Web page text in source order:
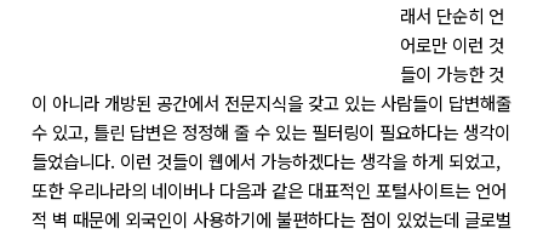
래서 단순히 언
어로만 이런 것
들이 가능한 것
이 아니라 개방된 공간에서 전문지식을 갖고 있는 사람들이 답변해줄
수 있고, 틀린 답변은 정정해 줄 수 있는 필터링이 필요하다는 생각이
들었습니다. 이런 것들이 웹에서 가능하겠다는 생각을 하게 되었고,
또한 우리나라의 네이버나 다음과 같은 대표적인 포털사이트는 언어
적 벽 때문에 외국인이 사용하기에 불편하다는 점이 있었는데 글로벌